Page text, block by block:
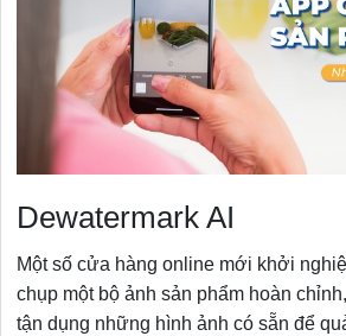
Dewatermark AI
Một số cửa hàng online mới khởi
chụp một bộ ảnh sản phẩm hoàn
tận dụng những hình ảnh có sẵn để